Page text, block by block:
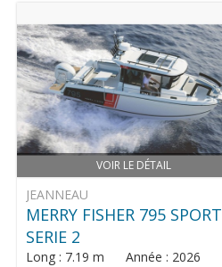
VOIR LE DÉTAIL
JEANNEAU
MERRY FISHER 795 SPORT
SERIE 2
Long : 7.19 m Année : 2026